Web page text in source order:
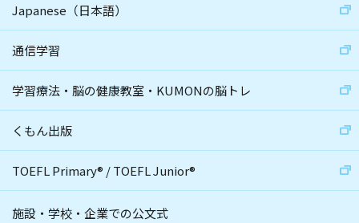
Japanese（日本語）
通信学習
学習療法・脳の健康教室・KUMONの脳トレ
くもん出版
TOEFL Primary® /TOEFL Junior®
施設・学校・企業での公文式